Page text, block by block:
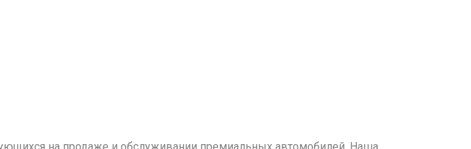
на продаже и обслуживании премиальных автомобилей. Наша